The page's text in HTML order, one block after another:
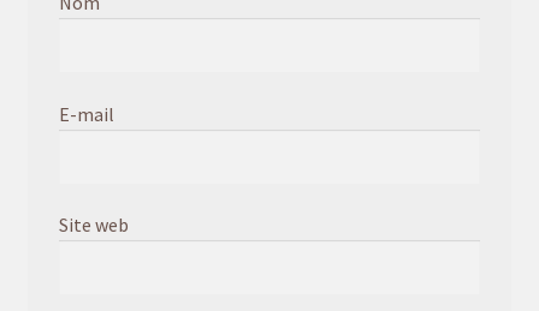
E-mail
Site web